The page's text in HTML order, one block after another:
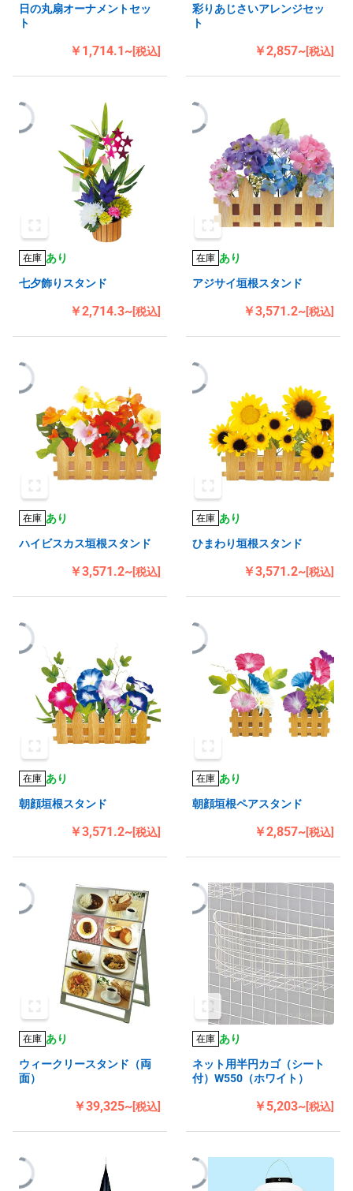
日の丸扇オーナメントセッ
ト
￥1,714.1~[税込]
彩りあじさいアレンジセッ
ト
￥2,857~[税込]
在庫 あり
七夕飾りスタンド
￥2,714.3~[税込]
在庫 あり
アジサイ垣根スタンド
￥3,571.2~[税込]
在庫 あり
ハイビスカス垣根スタンド
￥3,571.2~[税込]
在庫 あり
ひまわり垣根スタンド
￥3,571.2~[税込]
在庫 あり
朝顔垣根スタンド
￥3,571.2~[税込]
在庫 あり
朝顔垣根ペアスタンド
￥2,857~[税込]
在庫 あり
ウィークリースタンド（両
面）
￥39,325~[税込]
在庫 あり
ネット用半円カゴ（シート
付）W550（ホワイト）
￥5,203~[税込]